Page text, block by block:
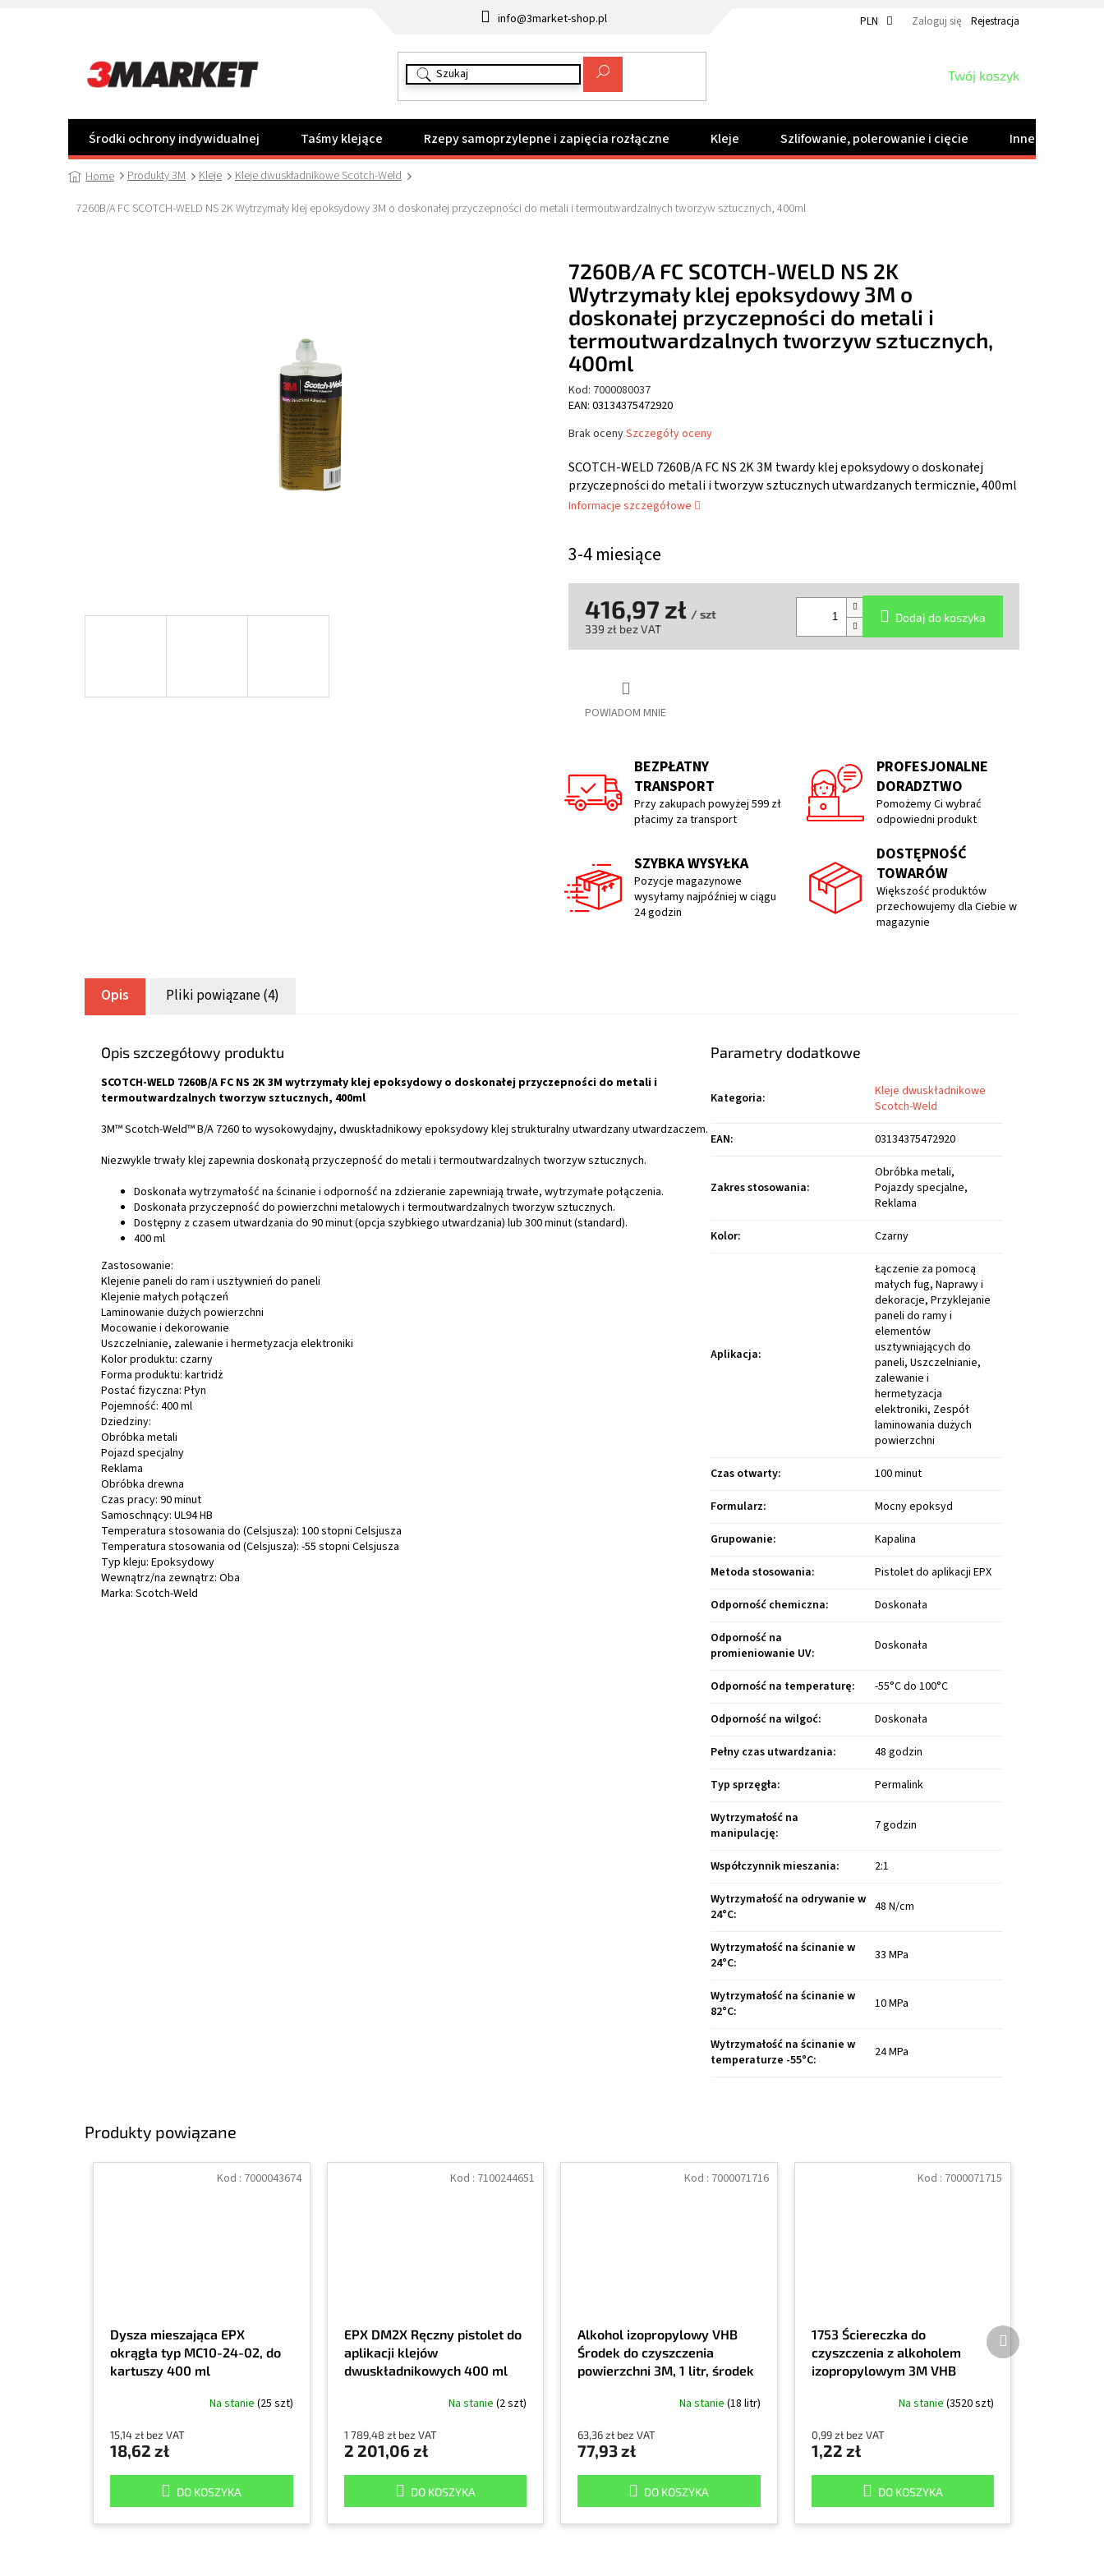
info@3market-shop.pl PLN Zaloguj się Rejestracja
KOSZYK
Twój koszyk
Środki ochrony indywidualnej Taśmy klejące Rzepy samoprzylepne i zapięcia rozłączne Kleje Szlifowanie, polerowanie i cięcie Inne produkty
Home Produkty 3M Kleje
Kleje dwuskładnikowe Scotch-Weld
7260B/A FC SCOTCH-WELD NS 2K Wytrzymały klej epoksydowy 3M o doskonałej przyczepności do metali i termoutwardzalnych tworzyw sztucznych, 400ml
3-4 miesiące
SCOTCH-WELD 7260B/A FC NS 2K 3M twardy klej epoksydowy o doskonałej
przyczepności do metali i tworzyw sztucznych utwardzanych termicznie, 400ml
Informacje szczegółowe
POWIADOM MNIE
416,97 zł / szt
339 zł bez VAT
Dodaj do koszyka
7260B/A FC SCOTCH-WELD NS 2K
Wytrzymały klej epoksydowy 3M o
doskonałej przyczepności do metali i
termoutwardzalnych tworzyw sztucznych,
400ml
Kod: 7000080037
EAN: 03134375472920
Średnia
produktu
wynosi
0,0
na
Brak ocenySzczegóły oceny
BEZPŁATNY
TRANSPORT
Przy zakupach powyżej 599 zł
płacimy za transport
PROFESJONALNE
DORADZTWO
Pomożemy Ci wybrać
odpowiedni produkt
SZYBKA WYSYŁKA
Pozycje magazynowe
wysyłamy najpóźniej w ciągu
24 godzin
DOSTĘPNOŚĆ
TOWARÓW
Większość produktów
przechowujemy dla Ciebie w
magazynie
Produkty powiązane
Dysza mieszająca EPX
okrągła typ MC10-24-02, do
kartuszy 400 ml
Na stanie (25 szt)
15,14 zł bez VAT
18,62 zł
DO KOSZYKA
Kod : 7000043674
EPX DM2X Ręczny pistolet do
aplikacji klejów
dwuskładnikowych 400 ml
Na stanie (2 szt)
1 789,48 zł bez VAT
2 201,06 zł
DO KOSZYKA
Kod : 7100244651
Alkohol izopropylowy VHB
Środek do czyszczenia
powierzchni 3M, 1 litr, środek
Na stanie (18 litr)
63,36 zł bez VAT
77,93 zł
DO KOSZYKA
Kod : 7000071716
1753 Ściereczka do
czyszczenia z alkoholem
izopropylowym 3M VHB
Na stanie (3520 szt)
0,99 zł bez VAT
1,22 zł
DO KOSZYKA
Kod : 7000071715
Produkt
następny
Opis Pliki powiązane (4)
Opis szczegółowy produktu
SCOTCH-WELD 7260B/A FC NS 2K 3M wytrzymały klej epoksydowy o doskonałej przyczepności do metali i
termoutwardzalnych tworzyw sztucznych, 400ml
3M™ Scotch-Weld™ B/A 7260 to wysokowydajny, dwuskładnikowy epoksydowy klej strukturalny utwardzany utwardzaczem.
Niezwykle trwały klej zapewnia doskonałą przyczepność do metali i termoutwardzalnych tworzyw sztucznych.
Doskonała wytrzymałość na ścinanie i odporność na zdzieranie zapewniają trwałe, wytrzymałe połączenia.
Doskonała przyczepność do powierzchni metalowych i termoutwardzalnych tworzyw sztucznych.
Dostępny z czasem utwardzania do 90 minut (opcja szybkiego utwardzania) lub 300 minut (standard).
400 ml
Zastosowanie:
Klejenie paneli do ram i usztywnień do paneli
Klejenie małych połączeń
Laminowanie dużych powierzchni
Mocowanie i dekorowanie
Uszczelnianie, zalewanie i hermetyzacja elektroniki
Kolor produktu: czarny
Forma produktu: kartridż
Postać fizyczna: Płyn
Pojemność: 400 ml
Dziedziny:
Obróbka metali
Pojazd specjalny
Reklama
Obróbka drewna
Czas pracy: 90 minut
Samoschnący: UL94 HB
Temperatura stosowania do (Celsjusza): 100 stopni Celsjusza
Temperatura stosowania od (Celsjusza): -55 stopni Celsjusza
Typ kleju: Epoksydowy
Wewnątrz/na zewnątrz: Oba
Marka: Scotch-Weld
Parametry dodatkowe
Kategoria:
Kleje dwuskładnikowe
Scotch-Weld
EAN: 03134375472920
Zakres stosowania:
Obróbka metali,
Pojazdy specjalne,
Reklama
Kolor: Czarny
Aplikacja:
Łączenie za pomocą
małych fug, Naprawy i
dekoracje, Przyklejanie
paneli do ramy i
elementów
usztywniających do
paneli, Uszczelnianie,
zalewanie i
hermetyzacja
elektroniki, Zespół
laminowania dużych
powierzchni
Czas otwarty:
100 minut
Formularz:
Mocny epoksyd
Grupowanie:
Kapalina
Metoda stosowania:
Pistolet do aplikacji EPX
Odporność chemiczna:
Doskonała
Odporność na
promieniowanie UV: Doskonała
Odporność na temperaturę:
-55°C do 100°C
Odporność na wilgoć:
Doskonała
Pełny czas utwardzania:
48 godzin
Typ sprzęgła:
Permalink
Wytrzymałość na
manipulację: 7 godzin
Współczynnik mieszania:
2:1
Wytrzymałość na odrywanie w
24°C: 48 N/cm
Wytrzymałość na ścinanie w
24°C: 33 MPa
Wytrzymałość na ścinanie w
82°C: 10 MPa
Wytrzymałość na ścinanie w
temperaturze -55°C: 24 MPa